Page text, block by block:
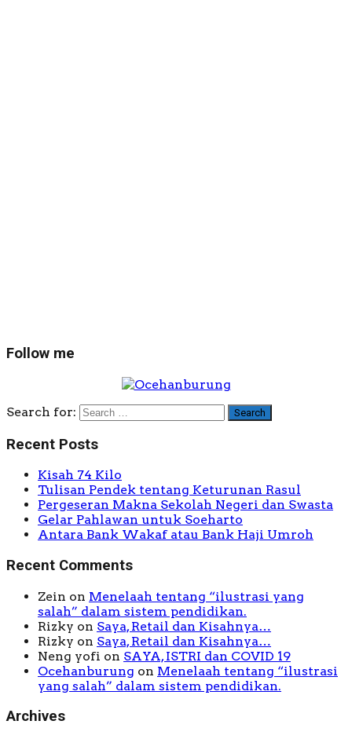
Follow me
Search for:
Recent Posts
Kisah 74 Kilo
Tulisan Pendek tentang Keturunan Rasul
Pergeseran Makna Sekolah Negeri dan Swasta
Gelar Pahlawan untuk Soeharto
Antara Bank Wakaf atau Bank Haji Umroh
Recent Comments
Zein on Menelaah tentang “ilustrasi yang
salah” dalam sistem pendidikan.
Rizky on Saya, Retail dan Kisahnya…
Rizky on Saya, Retail dan Kisahnya…
Neng yofi on SAYA, ISTRI dan COVID 19
Ocehanburung on Menelaah tentang “ilustrasi
yang salah” dalam sistem pendidikan.
Archives